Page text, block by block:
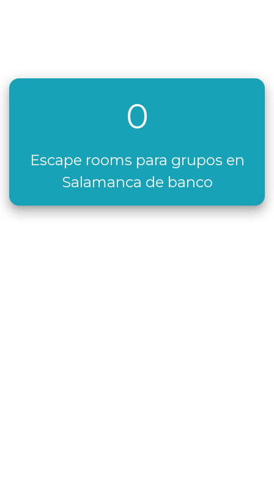
0
Escape rooms para grupos en
Salamanca de banco